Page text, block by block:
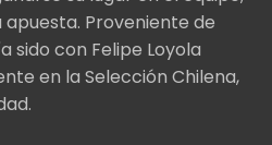
Proveniente de
sido con Felipe Loyola
en la Selección Chilena,